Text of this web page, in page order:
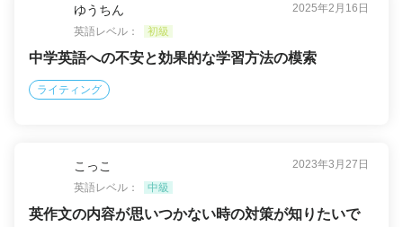
ゆうちん
2025年2月16日
英語レベル：
初級
中学英語への不安と効果的な学習方法の模索
ライティング
こっこ
2023年3月27日
英語レベル：
中級
英作文の内容が思いつかない時の対策が知りたいで